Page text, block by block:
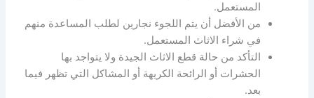
المستعمل.
من الأفضل أن يتم اللجوء نجارين لطلب المساعدة منهم
في شراء الاثاث المستعمل.
التأكد من حالة قطع الاثاث الجيدة ولا يتواجد بها
الحشرات أو الرائحة الكريهة أو المشاكل التي تظهر فيما
بعد.